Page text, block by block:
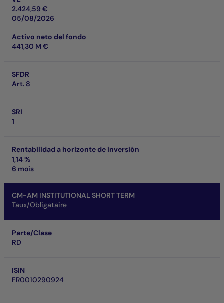
2.424,59 €
05/08/2026
Activo neto del fondo
441,30 M €
SFDR
Art. 8
SRI
1
Rentabilidad a horizonte de inversión
1,14 %
6 mois
CM-AM INSTITUTIONAL SHORT TERM
Taux/Obligataire
Parte/Clase
RD
ISIN
FR0010290924